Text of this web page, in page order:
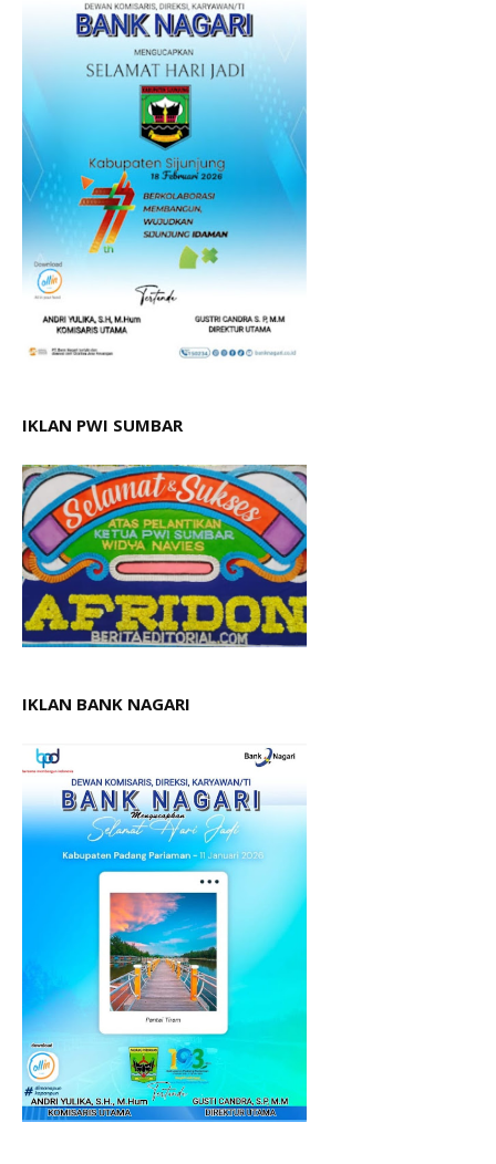
IKLAN PWI SUMBAR
IKLAN BANK NAGARI